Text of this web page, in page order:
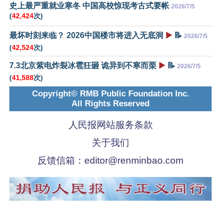
史上最严重就业寒冬 中国高校惊现考古式要帐 2026/7/5
(42,424次)
最坏时刻来临？ 2026中国楼市将进入无底洞 ▶️ 📝 2026/7/5
(42,524次)
7.3北京紫电炸裂冰雹狂砸 诡异到不寒而栗 ▶️ 📝 2026/7/5
(41,588次)
Copyright© RMB Public Foundation Inc.
All Rights Reserved
人民报网站服务条款
关于我们
反馈信箱： editor@renminbao.com